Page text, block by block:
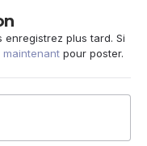
plus tard. Si
pour poster.